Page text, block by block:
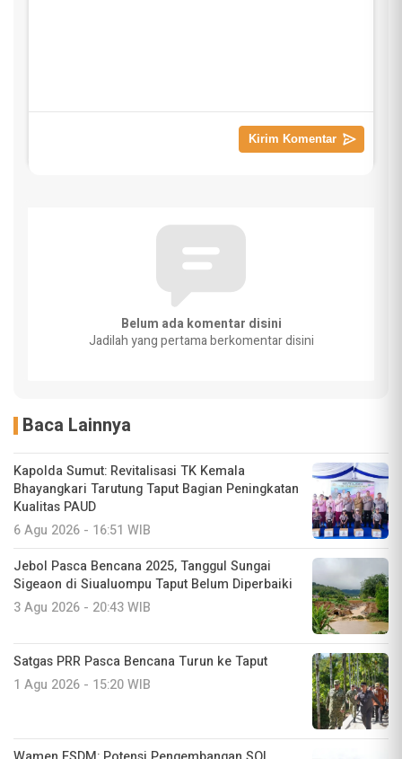
Belum ada komentar disini
Jadilah yang pertama berkomentar disini
Baca Lainnya
Kapolda Sumut: Revitalisasi TK Kemala
Bhayangkari Tarutung Taput Bagian Peningkatan
Kualitas PAUD
6 Agu 2026 - 16:51 WIB
Jebol Pasca Bencana 2025, Tanggul Sungai
Sigeaon di Siualuompu Taput Belum Diperbaiki
3 Agu 2026 - 20:43 WIB
Satgas PRR Pasca Bencana Turun ke Taput
1 Agu 2026 - 15:20 WIB